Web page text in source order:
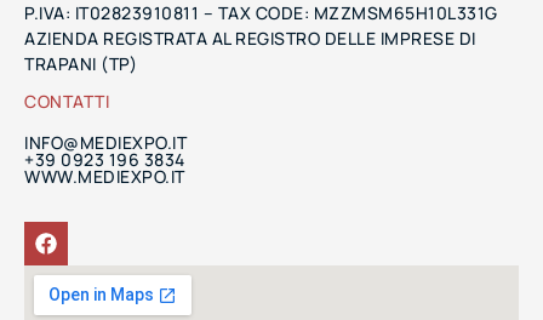
P.IVA: IT02823910811 – TAX CODE: MZZMSM65H10L331G
AZIENDA REGISTRATA AL REGISTRO DELLE IMPRESE DI
TRAPANI (TP)
CONTATTI
INFO@MEDIEXPO.IT
+39 0923 196 3834
WWW.MEDIEXPO.IT